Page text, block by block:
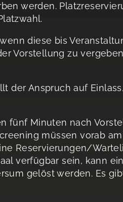
werden.
diese bis
Vorstellung zu
der Anspruch auf
fünf Minuten nach
müssen vorab
Reservierungen/
verfügbar sein, kann
gelöst werden. Es